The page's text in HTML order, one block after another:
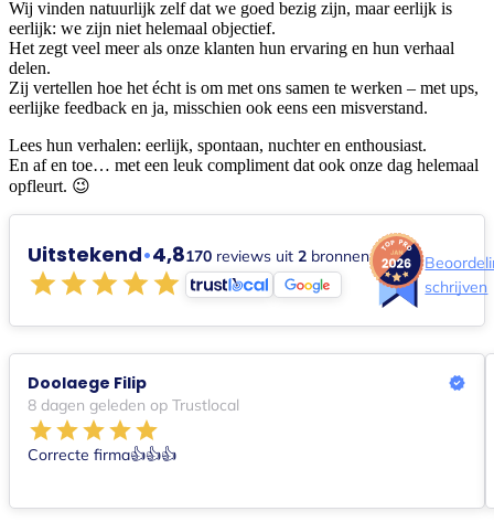
Wij vinden natuurlijk zelf dat we goed bezig zijn, maar eerlijk is
eerlijk: we zijn niet helemaal objectief.
Het zegt veel meer als onze klanten hun ervaring en hun verhaal
delen.
Zij vertellen hoe het écht is om met ons samen te werken – met ups,
eerlijke feedback en ja, misschien ook eens een misverstand.
Lees hun verhalen: eerlijk, spontaan, nuchter en enthousiast.
En af en toe… met een leuk compliment dat ook onze dag helemaal
opfleurt. 😉
Uitstekend•4,8170 reviews uit 2 bronnen
schrijven
Doolaege Filip
8 dagen geleden op Trustlocal
Correcte firma👍👍👍